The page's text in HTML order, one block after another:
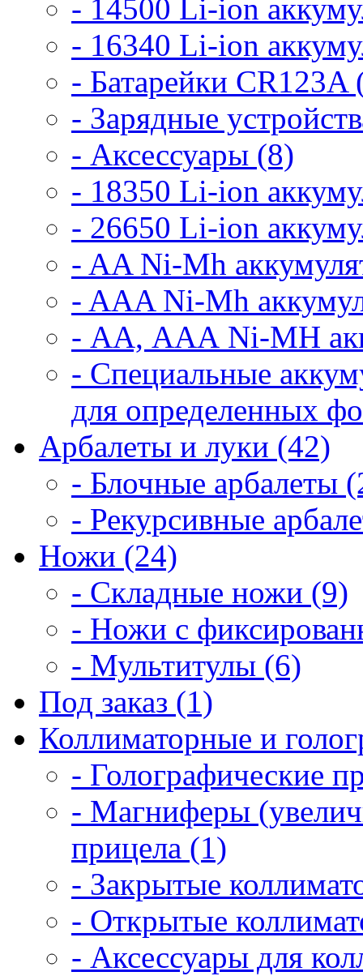
- 14500 Li-ion
- 16340 Li-ion
- Батарейки CR123A
- Зарядные
- Аксессуары (8)
- 18350 Li-ion
- 26650 Li-ion
- AA Ni-Mh
- AAA Ni-Mh
- АА, ААА Ni-MH
- Специальные
для определенных
Арбалеты и луки (42)
- Блочные арбалеты
- Рекурсивные
Ножи (24)
- Складные ножи (9)
- Ножи с
- Мультитулы (6)
Под заказ (1)
Коллиматорные и
- Голографические
- Магниферы
прицела (1)
- Закрытые
- Открытые
- Аксессуары для